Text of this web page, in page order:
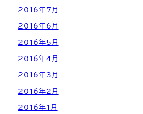
2016年7月
2016年6月
2016年5月
2016年4月
2016年3月
2016年2月
2016年1月